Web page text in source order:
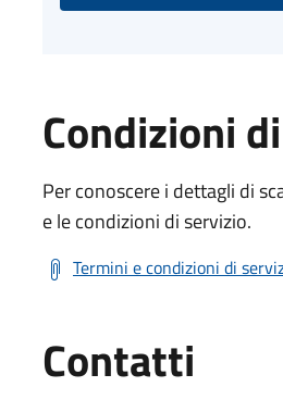
Condizioni
Per conoscere i dettagli di
e le condizioni di servizio.
Termini e condizioni di
Contatti